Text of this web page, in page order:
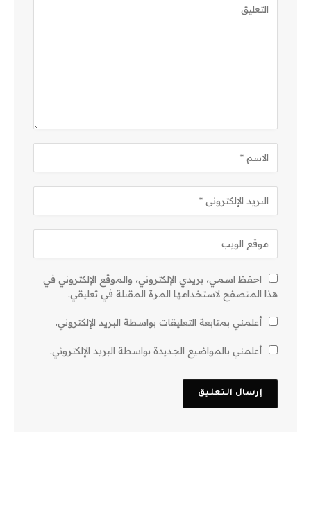
احفظ اسمي، بريدي الإلكتروني، والموقع الإلكتروني في
هذا المتصفح لاستخدامها المرة المقبلة في تعليقي.
أعلمني بمتابعة التعليقات بواسطة البريد الإلكتروني.
أعلمني بالمواضيع الجديدة بواسطة البريد الإلكتروني.